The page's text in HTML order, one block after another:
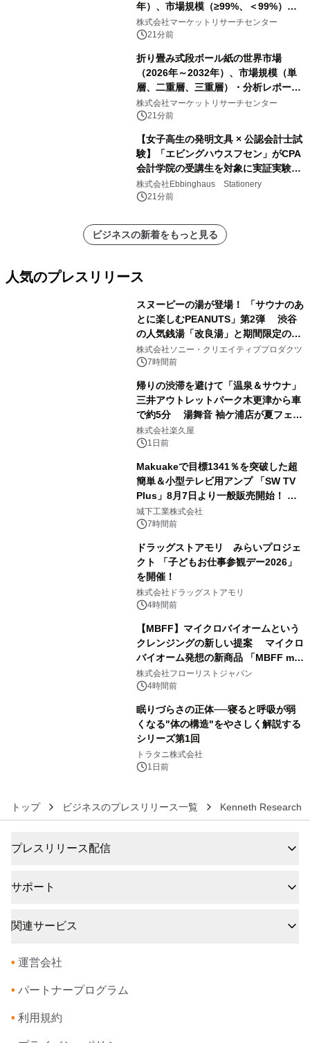
年）、市場規模（≥99%、＜99%）・
分析レポートを発表
株式会社マーケットリサーチセンター
21分前
折り畳み式段ボール紙の世界市場
（2026年～2032年）、市場規模（単
層、二重層、三重層）・分析レポート
を発表
株式会社マーケットリサーチセンター
21分前
【女子高生の発明文具 × 公認会計士試
験】「エビングハウスフセン」がCPA
会計学院の受講生を対象に実証実験を
実施
株式会社Ebbinghaus Stationery
21分前
ビジネスの新着をもっと見る
人気のプレスリリース
スヌーピーの湯が登場！ 「サウナのあ
とに楽しむPEANUTS」第2弾 渋谷
の人気銭湯「改良湯」と期間限定のコ
ラボレーション サウナイキタイコラ
ボグッズも発売決定！
株式会社ソニー・クリエイティブプロダクツ
7時間前
帰りの渋滞を避けて「温泉＆サウナ」
三井アウトレットパーク木更津から車
で約5分 湯舞音 袖ケ浦店が夏フェア
メニューを提供
株式会社楽久屋
1日前
Makuakeで目標1341％を突破した超
簡単＆小型テレビ用アンプ 「SW TV
Plus」8月7日より一般販売開始！ ケ
ーブル1本つなぐだけ、テレビの音が
ぐっと豊かに
城下工業株式会社
7時間前
ドラッグストアモリ みらいプロジェ
クト 「子どもお仕事参観デー2026」
を開催！
株式会社ドラッグストアモリ
4時間前
【MBFF】マイクロバイオームという
クレンジングの新しい提案 マイクロ
バイオーム発想の新商品 「MBFF mb
クレンジングPRO」を2026年8月6日
発売
株式会社フローリストジャパン
4時間前
眠りづらさの正体──寝ると呼吸が弱
くなる"体の構造"をやさしく解説する
シリーズ第1回
トラタニ株式会社
1日前
トップ ビジネスのプレスリリース一覧 Kenneth Research
プレスリリース配信
サポート
関連サービス
• 運営会社
• パートナープログラム
• 利用規約